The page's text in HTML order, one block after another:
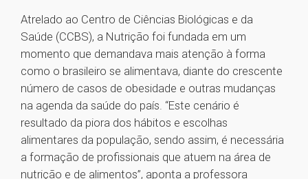
Atrelado ao Centro de Ciências Biológicas e da
Saúde (CCBS), a Nutrição foi fundada em um
momento que demandava mais atenção à forma
como o brasileiro se alimentava, diante do crescente
número de casos de obesidade e outras mudanças
na agenda da saúde do país. “Este cenário é
resultado da piora dos hábitos e escolhas
alimentares da população, sendo assim, é necessária
a formação de profissionais que atuem na área de
nutrição e de alimentos”, aponta a professora